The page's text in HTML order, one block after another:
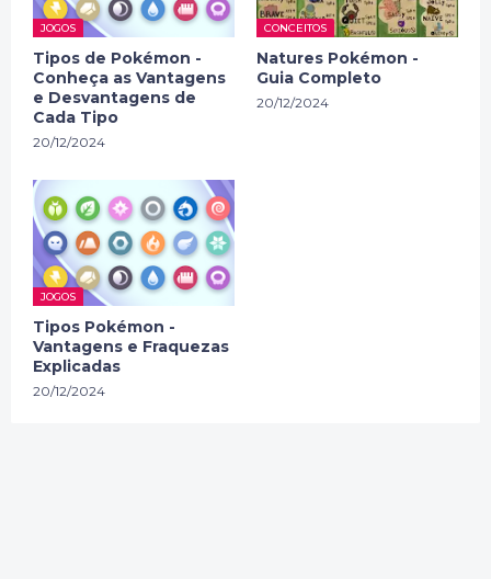
JOGOS
Tipos de Pokémon -
Conheça as Vantagens
e Desvantagens de
Cada Tipo
20/12/2024
CONCEITOS
Natures Pokémon -
Guia Completo
20/12/2024
JOGOS
Tipos Pokémon -
Vantagens e Fraquezas
Explicadas
20/12/2024